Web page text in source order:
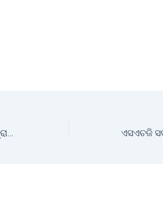
ଆରମ୍ଭ ହେଲା ତିନି ଦିନିଆ ମତ୍ସ୍ୟ ଓ ପ୍ରାଣୀ ସମାବେଶ